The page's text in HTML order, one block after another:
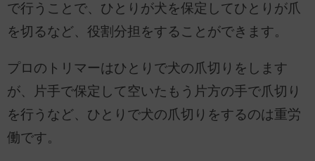
で行うことで、ひとりが犬を保定してひとりが爪
を切るなど、役割分担をすることができます。
プロのトリマーはひとりで犬の爪切りをします
が、片手で保定して空いたもう片方の手で爪切り
を行うなど、ひとりで犬の爪切りをするのは重労
働です。